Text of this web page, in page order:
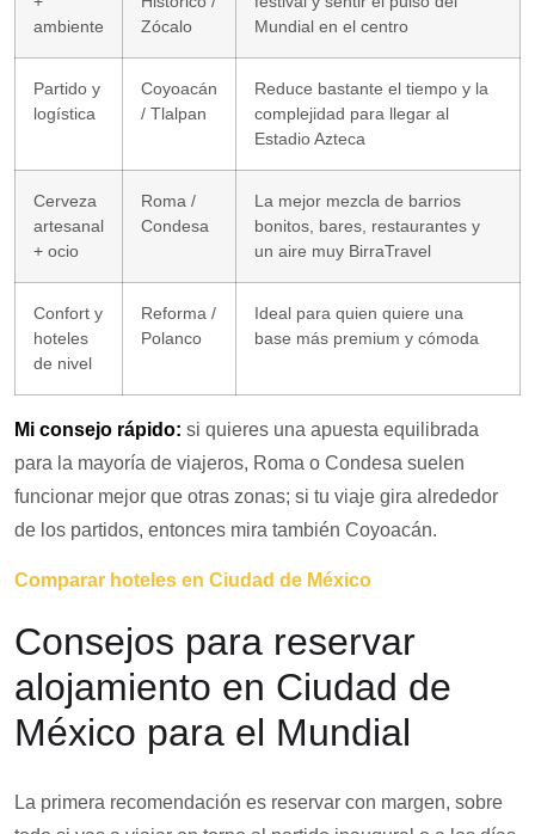
ambiente
Zócalo
Mundial en el centro
Partido y
logística
Coyoacán
/ Tlalpan
Reduce bastante el tiempo y la
complejidad para llegar al
Estadio Azteca
Cerveza
artesanal
+ ocio
Roma /
Condesa
La mejor mezcla de barrios
bonitos, bares, restaurantes y
un aire muy BirraTravel
Confort y
hoteles
de nivel
Reforma /
Polanco
Ideal para quien quiere una
base más premium y cómoda
Mi consejo rápido: si quieres una apuesta equilibrada
para la mayoría de viajeros, Roma o Condesa suelen
funcionar mejor que otras zonas; si tu viaje gira alrededor
de los partidos, entonces mira también Coyoacán.
Comparar hoteles en Ciudad de México
Consejos para reservar
alojamiento en Ciudad de
México para el Mundial
La primera recomendación es reservar con margen, sobre